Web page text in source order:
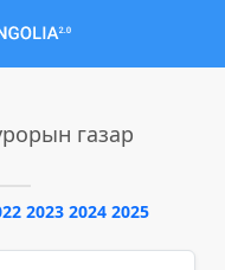
газар
2023 2024 2025